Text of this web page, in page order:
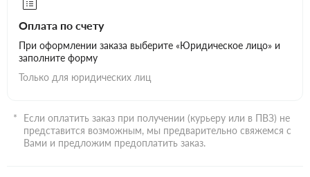
Оплата по счету
При оформлении заказа выберите «Юридическое лицо» и
заполните форму
Только для юридических лиц
Если оплатить заказ при получении (курьеру или в ПВЗ) не
представится возможным, мы предварительно свяжемся с
Вами и предложим предоплатить заказ.